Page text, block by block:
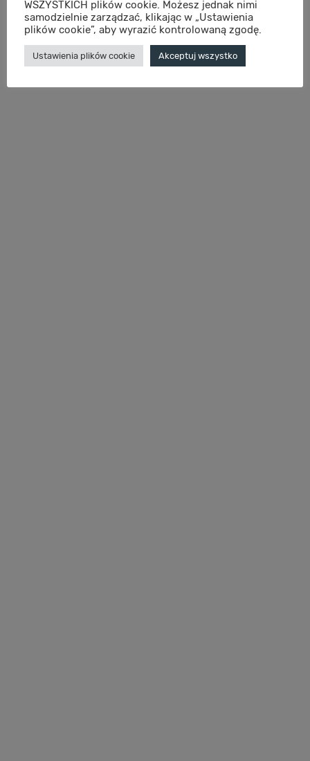
WSZYSTKICH plików cookie. Możesz jednak nimi
samodzielnie zarządzać, klikając w „Ustawienia
plików cookie”, aby wyrazić kontrolowaną zgodę.
Ustawienia plików cookie Akceptuj wszystko